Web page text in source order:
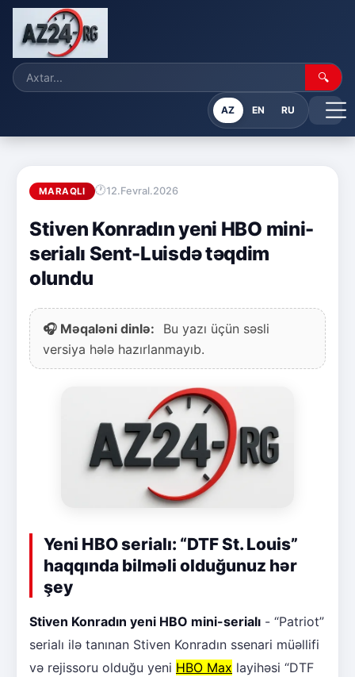
🔍
AZ EN RU
MARAQLI 12.Fevral.2026
Stiven Konradın yeni HBO mini-
serialı Sent-Luisdə təqdim
olundu
🎧 Məqaləni dinlə:
Bu yazı üçün səsli
versiya hələ hazırlanmayıb.
Yeni HBO serialı: “DTF St. Louis”
haqqında bilməli olduğunuz hər
şey
Stiven Konradın yeni HBO mini-serialı - “Patriot”
serialı ilə tanınan Stiven Konradın ssenari müəllifi
və rejissoru olduğu yeni HBO Max layihəsi “DTF